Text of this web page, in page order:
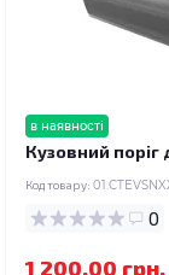
в наявності
Кузовний поріг
Код товару:
0
1 200.00 грн.